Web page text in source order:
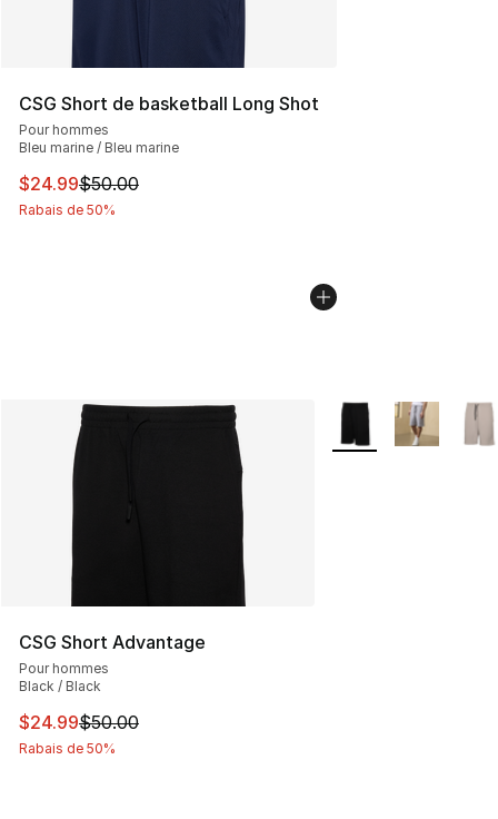
CSG Short de basketball Long Shot
Pour hommes
Bleu marine / Bleu marine
Cet article est en solde. Le prix est passé de $50.00 à
$24.99$50.00
Rabais de 50%
CSG Short Advantage
Pour hommes
Black / Black
Cet article est en solde. Le prix est passé de $50.00 à
$24.99$50.00
Rabais de 50%
Plus de couleurs